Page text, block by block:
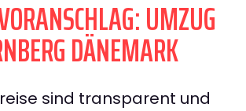
UMZUG
DÄNEMARK
sind transparent und